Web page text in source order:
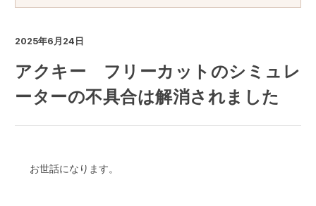
2025年6月24日
アクキー フリーカットのシミュレ
ーターの不具合は解消されました
お世話になります。